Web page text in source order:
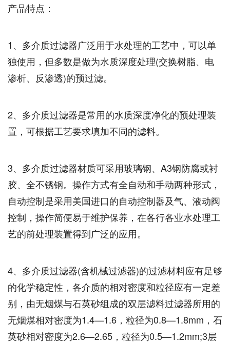
产品特点：
1、多介质过滤器广泛用于水处理的工艺中，可以单
独使用，但多数是做为水质深度处理(交换树脂、电
渗析、反渗透)的预过滤。
2、多介质过滤器是常用的水质深度净化的预处理装
置，可根据工艺要求填加不同的滤料。
3、多介质过滤器材质可采用玻璃钢、A3钢防腐或衬
胶、全不锈钢。操作方式有全自动和手动两种形式，
自动控制是采用美国进口的自动控制器及气、液动阀
控制，操作简便易于维护保养，在各行各业水处理工
艺的前处理装置得到广泛的应用。
4、多介质过滤器(含机械过滤器)的过滤材料应有足够
的化学稳定性，各介质的相对密度和粒径应有一定差
别，由无烟煤与石英砂组成的双层滤料过滤器所用的
无烟煤相对密度为1.4—1.6，粒径为0.8—1.8mm，石
英砂相对密度为2.6—2.65，粒径为0.5—1.2mm;3层